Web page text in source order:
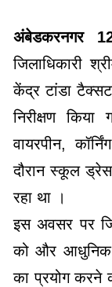
अंबेडकरनगर
जिलाधिकारी
केंद्र टांडा
निरीक्षण किया
वायरपीन,
दौरान स्कूल
रहा था ।
इस अवसर पर
को और आधुनिक
का प्रयोग करने